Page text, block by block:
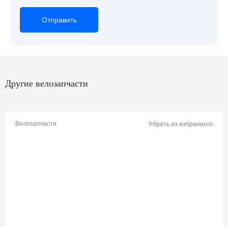
Отправить
Отправить
Отправить
Другие велозапчасти
Велозапчасти Убрать из избранного